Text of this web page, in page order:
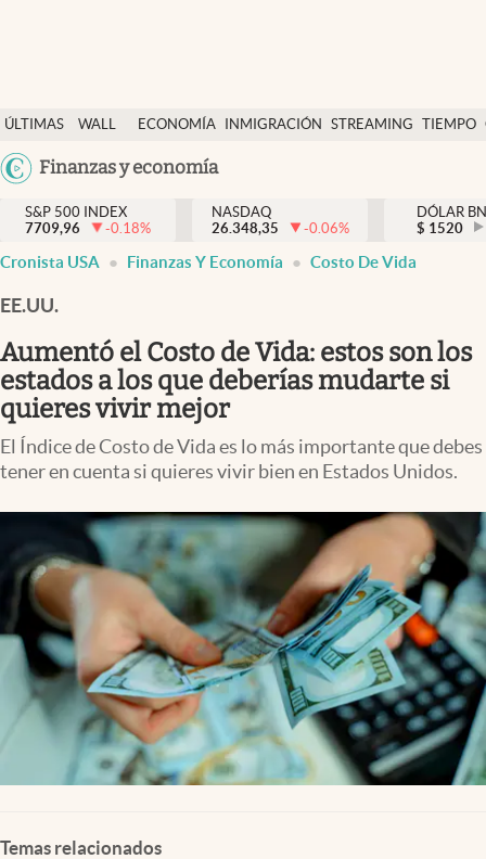
ÚLTIMAS
NOTICIAS
WALL
DÓLAR
ECONOMÍA INMIGRACIÓN STREAMING TIEMPO
México
Finanzas y economía
Finanzas y economía
Wall Street y dólar
Inmigración
Espiritual
Streaming
PC y mobile
USA
S&P 500 INDEX
7709,96
-0.18%
NASDAQ
26.348,35
-0.06%
DÓLAR
$ 1520
Cronista USA Finanzas Y Economía Costo De Vida
EE.UU.
Aumentó el Costo de Vida: estos son los
estados a los que deberías mudarte si
quieres vivir mejor
El Índice de Costo de Vida es lo más importante que debes
tener en cuenta si quieres vivir bien en Estados Unidos.
Temas relacionados